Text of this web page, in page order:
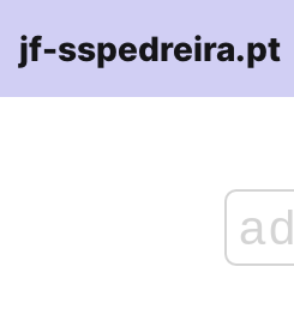
jf-sspedreira.pt
ad